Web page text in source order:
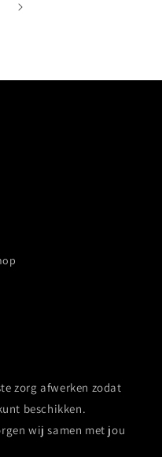
zorg afwerken zodat
beschikken.
wij samen met jou